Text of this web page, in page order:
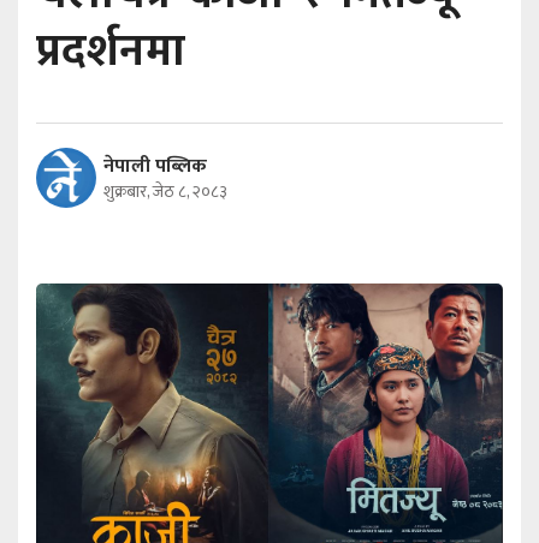
प्रदर्शनमा
नेपाली पब्लिक
शुक्रबार, जेठ ८, २०८३